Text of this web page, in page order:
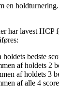
en
har lavest HCP
bedste
af holdets 2
af holdets 3
af alle 4